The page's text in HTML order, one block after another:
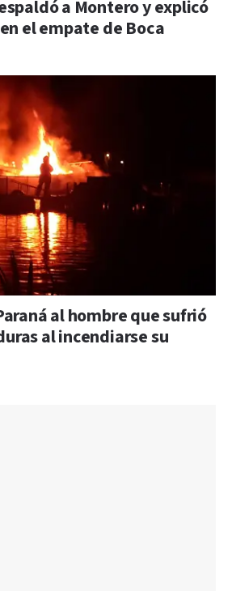
a Montero y explicó
el empate de Boca
al hombre que sufrió
al incendiarse su